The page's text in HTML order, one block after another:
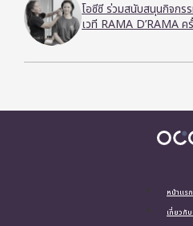
โอซีซี ร่วมสนับสนุนกิจกร
เวที RAMA D’RAMA
หน้าแรก
เกี่ยวกับ